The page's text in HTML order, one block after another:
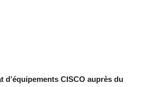
d’équipements CISCO auprès du